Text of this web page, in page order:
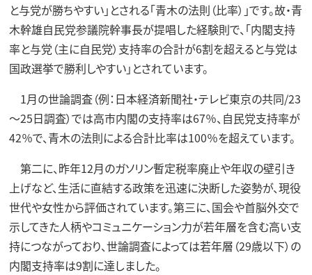
と与党が勝ちやすい」とされる「青木の法則（比率）」です。故・青
木幹雄自民党参議院幹事長が提唱した経験則で、「内閣支持
率と与党（主に自民党）支持率の合計が6割を超えると与党は
国政選挙で勝利しやすい」とされています。
1月の世論調査（例：日本経済新聞社・テレビ東京の共同/23
～25日調査）では高市内閣の支持率は67％、自民党支持率が
42％で、青木の法則による合計比率は100％を超えています。
第二に、昨年12月のガソリン暫定税率廃止や年収の壁引き
上げなど、生活に直結する政策を迅速に決断した姿勢が、現役
世代や女性から評価されています。第三に、国会や首脳外交で
示してきた人柄やコミュニケーション力が若年層を含む高い支
持につながっており、世論調査によっては若年層（29歳以下）の
内閣支持率は9割に達しました。